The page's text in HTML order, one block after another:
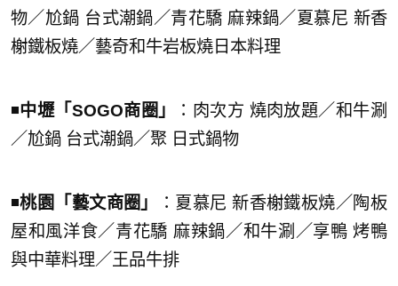
物／尬鍋 台式潮鍋／青花驕 麻辣鍋／夏慕尼 新香
榭鐵板燒／藝奇和牛岩板燒日本料理
◾️中壢「SOGO商圈」
：肉次方 燒肉放題／和牛涮
／尬鍋 台式潮鍋／聚 日式鍋物
◾️桃園「藝文商圈」
：夏慕尼 新香榭鐵板燒／陶板
屋和風洋食／青花驕 麻辣鍋／和牛涮／享鴨 烤鴨
與中華料理／王品牛排